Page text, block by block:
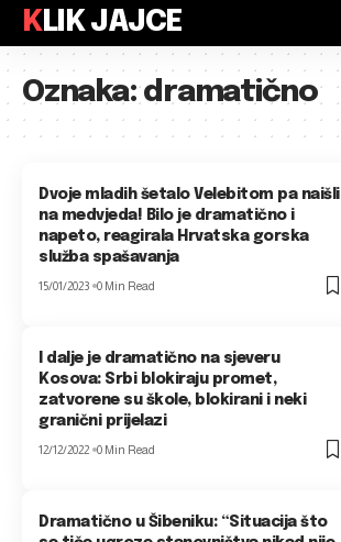
KLIK JAJCE
Oznaka:dramatično
Dvoje mladih šetalo Velebitom pa naišli
na medvjeda! Bilo je dramatično i
napeto, reagirala Hrvatska gorska
služba spašavanja
15/01/2023 0 Min Read
I dalje je dramatično na sjeveru
Kosova: Srbi blokiraju promet,
zatvorene su škole, blokirani i neki
granični prijelazi
12/12/2022 0 Min Read
Dramatično u Šibeniku: “Situacija što